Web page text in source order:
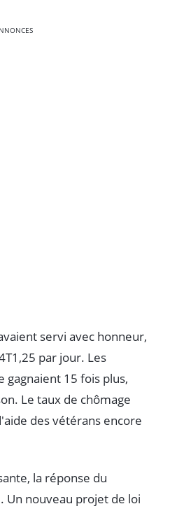
servi avec honneur,
par jour. Les
gagnaient 15 fois plus,
Le taux de chômage
des vétérans encore
la réponse du
nouveau projet de loi